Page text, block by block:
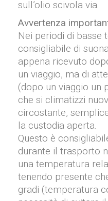
sull’olio scivola via.
Avvertenza
Nei periodi di basse
consigliabile di
appena ricevuto
un viaggio, ma di
(dopo un viaggio un
che si climatizzi
circostante,
la custodia aperta.
Questo è
durante il trasporto
una temperatura
tenendo presente
gradi (temperatura